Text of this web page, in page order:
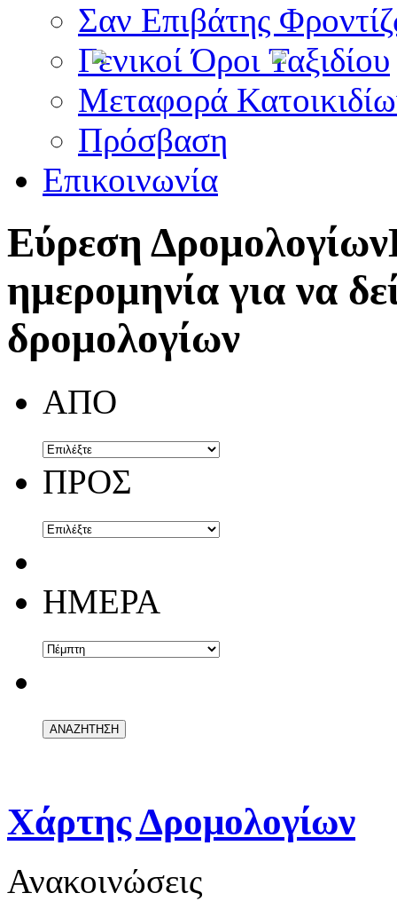
Σαν Επιβάτης
Γενικοί Όροι Ταξιδίου
Μεταφορά
Πρόσβαση
Επικοινωνία
Εύρεση Δρομολογίων
ημερομηνία για να
δρομολογίων
ΑΠΟ
ΠΡΟΣ
ΗΜΕΡΑ
Χάρτης Δρομολογίων
Ανακοινώσεις